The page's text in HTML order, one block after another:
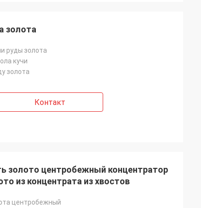
золота
руды золота
кучи
золота
Контакт
золото центробежный концентратор
из концентрата из хвостов
центробежный